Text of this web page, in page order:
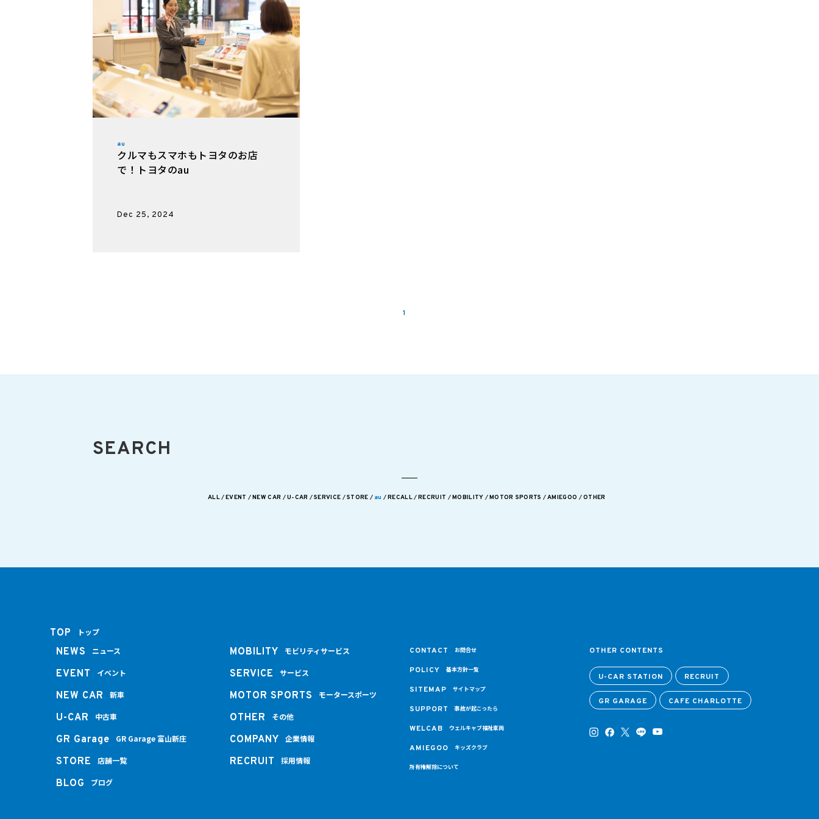
au
クルマもスマホもトヨタのお店
で！トヨタのau
Dec 25, 2024
1
SEARCH
ALL EVENT NEW CAR U-CAR SERVICE STORE au RECALL RECRUIT MOBILITY MOTOR SPORTS AMIEGOO OTHER
TOP トップ
NEWS ニュース
EVENT イベント
NEW CAR 新車
U-CAR 中古車
GR Garage GR Garage 富山新庄
STORE 店舗一覧
BLOG ブログ
MOBILITY モビリティサービス
SERVICE サービス
MOTOR SPORTS モータースポーツ
OTHER その他
COMPANY 企業情報
RECRUIT 採用情報
CONTACT お問合せ
POLICY 基本方針一覧
SITEMAP サイトマップ
SUPPORT 事故が起こったら
WELCAB ウェルキャブ福祉車両
AMIEGOO キッズクラブ
所有権解除について
OTHER CONTENTS
U-CAR STATION RECRUIT
GR GARAGE CAFE CHARLOTTE